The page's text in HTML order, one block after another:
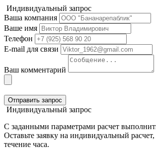
Индивидуальный запрос
Ваша компания
Ваше имя
Телефон
E-mail для связи
Ваш комментарий
Отправить запрос
Индивидуальный запрос
С заданными параметрами расчет
Оставьте заявку на индивидуальный
течение часа.